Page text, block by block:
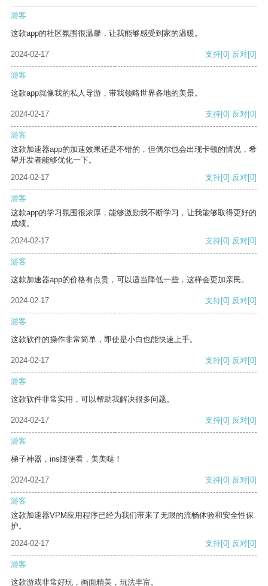
游客
这款app的社区氛围很温馨，让我能够感受到家的温暖。
2024-02-17 支持[0] 反对[0]
游客
这款app就像我的私人导游，带我领略世界各地的美景。
2024-02-17 支持[0] 反对[0]
游客
这款加速器app的加速效果还是不错的，但偶尔也会出现卡顿的情况，希
望开发者能够优化一下。
2024-02-17
支持[0] 反对[0]
游客
这款app的学习氛围很浓厚，能够激励我不断学习，让我能够取得更好的
成绩。
2024-02-17
支持[0] 反对[0]
游客
这款加速器app的价格有点贵，可以适当降低一些，这样会更加亲民。
2024-02-17 支持[0] 反对[0]
游客
这款软件的操作非常简单，即使是小白也能快速上手。
2024-02-17 支持[0] 反对[0]
游客
这款软件非常实用，可以帮助我解决很多问题。
2024-02-17 支持[0] 反对[0]
游客
梯子神器，ins随便看，美美哒！
2024-02-17 支持[0] 反对[0]
游客
这款加速器VPM应用程序已经为我们带来了无限的流畅体验和安全性保
护。
2024-02-17
支持[0] 反对[0]
游客
这款游戏非常好玩，画面精美，玩法丰富。